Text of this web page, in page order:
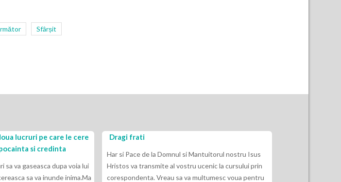
Sfârșit
lucruri pe care le cere
si credinta
sa va gaseasca dupa voia lui
sa va inunde inima.Ma
Dragi frati
Har si Pace de la Domnul si Mantuitorul nostru Isus
Hristos va transmite al vostru ucenic la cursului prin
corespondenta. Vreau sa va multumesc voua pentru